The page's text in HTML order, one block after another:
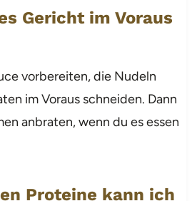
Gericht im Voraus
vorbereiten, die Nudeln
im Voraus schneiden. Dann
anbraten, wenn du es essen
Proteine kann ich